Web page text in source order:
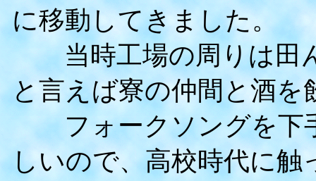
に移動してきました。
当時工場の周りは田ん
と言えば寮の仲間と酒を
フォークソングを下
しいので、高校時代に